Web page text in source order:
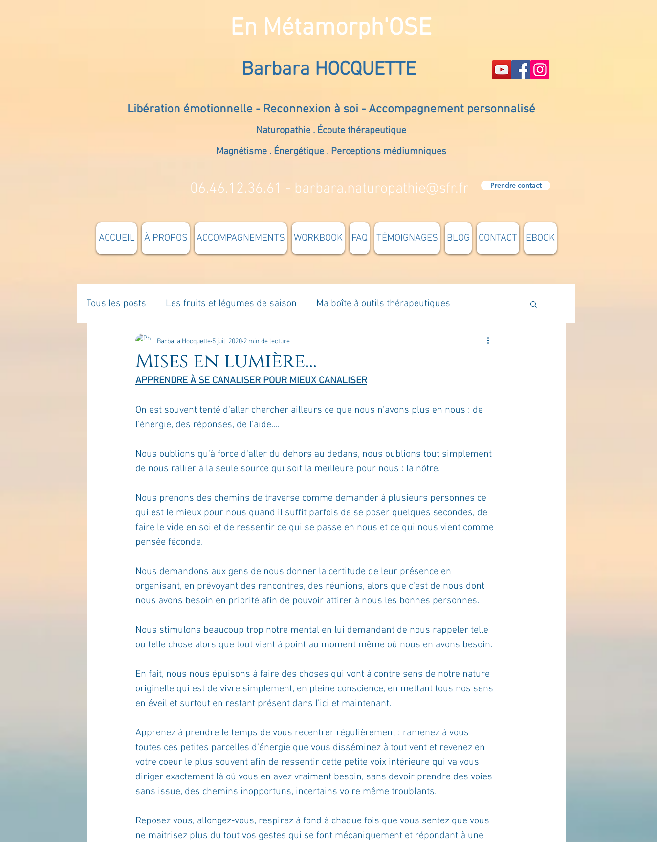
En Métamorph'OSE
Barbara HOCQUETTE
Libération émotionnelle - Reconnexion à soi - Accompagnement personnalisé
Naturopathie . Écoute thérapeutique
Magnétisme . Énergétique . Perceptions médiumniques
06.46.12.36.61 - barbara.naturopathie@sfr.fr Prendre contact
ACCUEIL À PROPOS ACCOMPAGNEMENTS WORKBOOK FAQ TÉMOIGNAGES BLOG CONTACT EBOOK
Tous les posts Les fruits et légumes de saison Ma boîte à outils thérapeutiques
La parentalité De vous à moi... Rome : voyage Méthodologie
Enseignements Pensées du jour Croyances et idées reçues
estime de soi Votre communauté
Les lois universelles Journal de bord Terestchenko Pensée du jour ADOLAND
Mises en lumière...
Barbara Hocquette 5 juil. 2020 2 min de lecture
APPRENDRE À SE CANALISER POUR MIEUX CANALISER
On est souvent tenté d'aller chercher ailleurs ce que nous n'avons plus en nous : de
l'énergie, des réponses, de l'aide....
Nous oublions qu'à force d'aller du dehors au dedans, nous oublions tout simplement
de nous rallier à la seule source qui soit la meilleure pour nous : la nôtre.
Nous prenons des chemins de traverse comme demander à plusieurs personnes ce
qui est le mieux pour nous quand il suffit parfois de se poser quelques secondes, de
faire le vide en soi et de ressentir ce qui se passe en nous et ce qui nous vient comme
pensée féconde.
Nous demandons aux gens de nous donner la certitude de leur présence en
organisant, en prévoyant des rencontres, des réunions, alors que c'est de nous dont
nous avons besoin en priorité afin de pouvoir attirer à nous les bonnes personnes.
Nous stimulons beaucoup trop notre mental en lui demandant de nous rappeler telle
ou telle chose alors que tout vient à point au moment même où nous en avons besoin.
En fait, nous nous épuisons à faire des choses qui vont à contre sens de notre nature
originelle qui est de vivre simplement, en pleine conscience, en mettant tous nos sens
en éveil et surtout en restant présent dans l'ici et maintenant.
Apprenez à prendre le temps de vous recentrer régulièrement : ramenez à vous
toutes ces petites parcelles d'énergie que vous disséminez à tout vent et revenez en
votre coeur le plus souvent afin de ressentir cette petite voix intérieure qui va vous
diriger exactement là où vous en avez vraiment besoin, sans devoir prendre des voies
sans issue, des chemins inopportuns, incertains voire même troublants.
Reposez vous, allongez-vous, respirez à fond à chaque fois que vous sentez que vous
ne maitrisez plus du tout vos gestes qui se font mécaniquement et répondant à une